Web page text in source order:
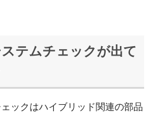
テムチェックが出て
ックはハイブリッド関連の部品